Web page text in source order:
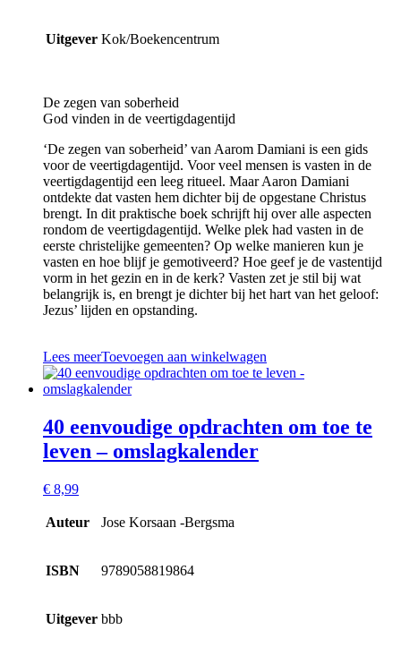
Uitgever Kok/Boekencentrum
De zegen van soberheid
God vinden in de veertigdagentijd
‘De zegen van soberheid’ van Aarom Damiani is een gids
voor de veertigdagentijd. Voor veel mensen is vasten in de
veertigdagentijd een leeg ritueel. Maar Aaron Damiani
ontdekte dat vasten hem dichter bij de opgestane Christus
brengt. In dit praktische boek schrijft hij over alle aspecten
rondom de veertigdagentijd. Welke plek had vasten in de
eerste christelijke gemeenten? Op welke manieren kun je
vasten en hoe blijf je gemotiveerd? Hoe geef je de vastentijd
vorm in het gezin en in de kerk? Vasten zet je stil bij wat
belangrijk is, en brengt je dichter bij het hart van het geloof:
Jezus’ lijden en opstanding.
Lees meerToevoegen aan winkelwagen
40 eenvoudige opdrachten om toe te
leven – omslagkalender
€ 8,99
Auteur Jose Korsaan -Bergsma
ISBN 9789058819864
Uitgever bbb